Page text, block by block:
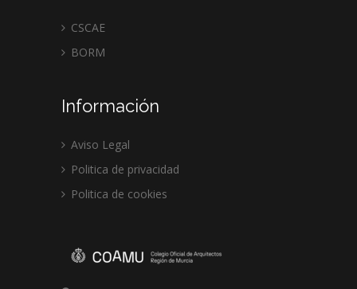
CSCAE
BORM
Información
Aviso Legal
Politica de privacidad
Politica de cookies